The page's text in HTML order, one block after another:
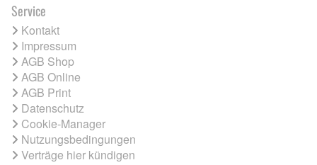
Service
Kontakt
Impressum
AGB Shop
AGB Online
AGB Print
Datenschutz
Cookie-Manager
Nutzungsbedingungen
Verträge hier kündigen